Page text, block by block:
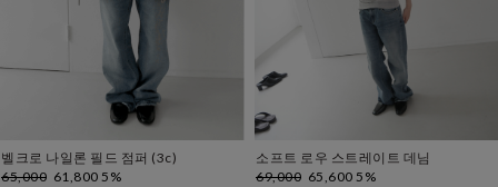
벨크로 나일론 필드 점퍼 (3c)
65,000 61,800 5%
소프트 로우 스트레이트 데님
69,000 65,600 5%